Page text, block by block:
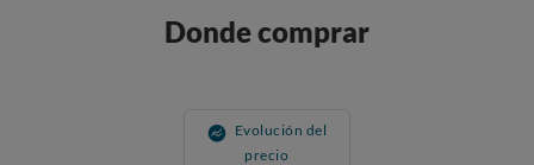
Donde comprar
Evolución del
precio